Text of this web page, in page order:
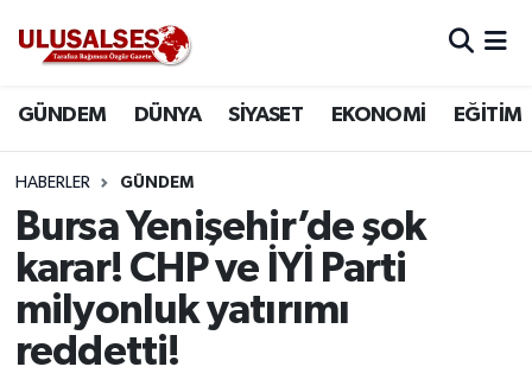
GÜNDEM DÜNYA SİYASET EKONOMİ EĞİTİM
HABERLER GÜNDEM
Bursa Yenişehir’de şok
karar! CHP ve İYİ Parti
milyonluk yatırımı
reddetti!
DÜNYA
SİYASET
EKONOMİ
EĞİTİM
Trafik Durumu
Süper Lig Puan Durumu ve Fikstür
Tüm Manşetler
Son Dakika Haberleri